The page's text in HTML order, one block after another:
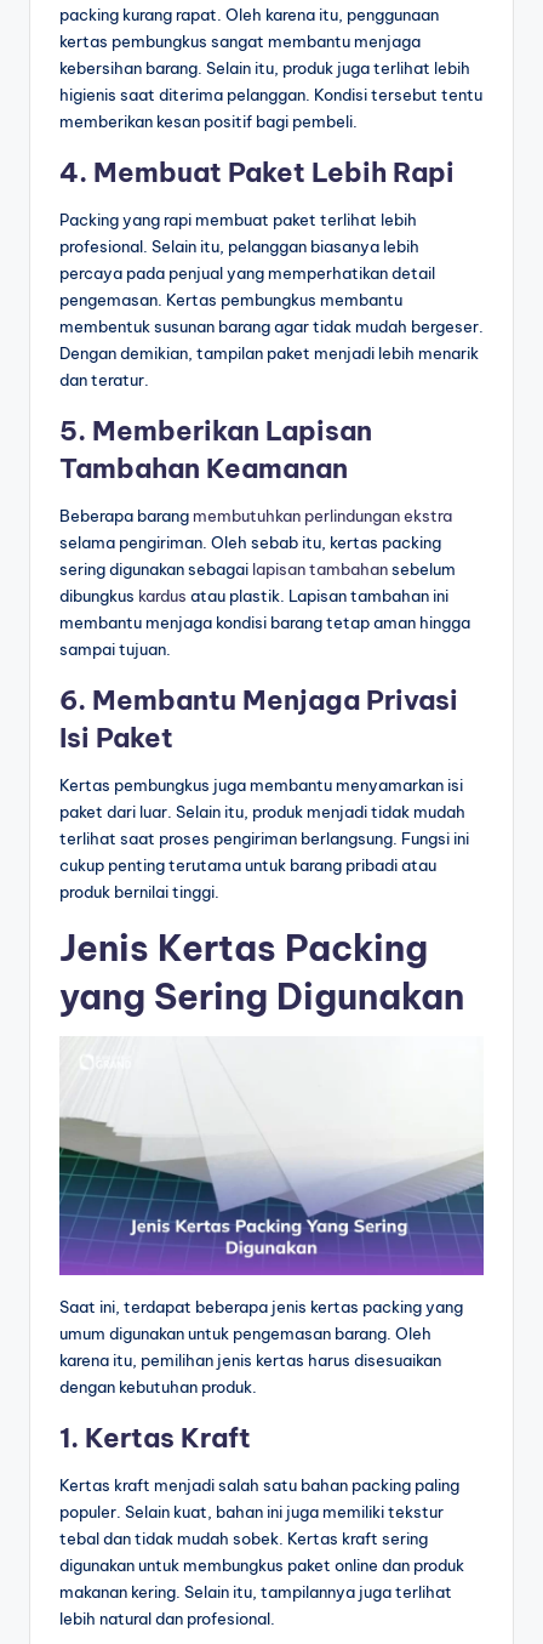
packing kurang rapat. Oleh karena itu, penggunaan
kertas pembungkus sangat membantu menjaga
kebersihan barang. Selain itu, produk juga terlihat lebih
higienis saat diterima pelanggan. Kondisi tersebut tentu
memberikan kesan positif bagi pembeli.
4. Membuat Paket Lebih Rapi
Packing yang rapi membuat paket terlihat lebih
profesional. Selain itu, pelanggan biasanya lebih
percaya pada penjual yang memperhatikan detail
pengemasan. Kertas pembungkus membantu
membentuk susunan barang agar tidak mudah bergeser.
Dengan demikian, tampilan paket menjadi lebih menarik
dan teratur.
5. Memberikan Lapisan
Tambahan Keamanan
Beberapa barang membutuhkan perlindungan ekstra
selama pengiriman. Oleh sebab itu, kertas packing
sering digunakan sebagai lapisan tambahansebelum
dibungkus kardus atau plastik. Lapisan tambahan ini
membantu menjaga kondisi barang tetap aman hingga
sampai tujuan.
6. Membantu Menjaga Privasi
Isi Paket
Kertas pembungkus juga membantu menyamarkan isi
paket dari luar. Selain itu, produk menjadi tidak mudah
terlihat saat proses pengiriman berlangsung. Fungsi ini
cukup penting terutama untuk barang pribadi atau
produk bernilai tinggi.
Jenis Kertas Packing
yang Sering Digunakan
Saat ini, terdapat beberapa jenis kertas packing yang
umum digunakan untuk pengemasan barang. Oleh
karena itu, pemilihan jenis kertas harus disesuaikan
dengan kebutuhan produk.
1. Kertas Kraft
Kertas kraft menjadi salah satu bahan packing paling
populer. Selain kuat, bahan ini juga memiliki tekstur
tebal dan tidak mudah sobek. Kertas kraft sering
digunakan untuk membungkus paket online dan produk
makanan kering. Selain itu, tampilannya juga terlihat
lebih natural dan profesional.